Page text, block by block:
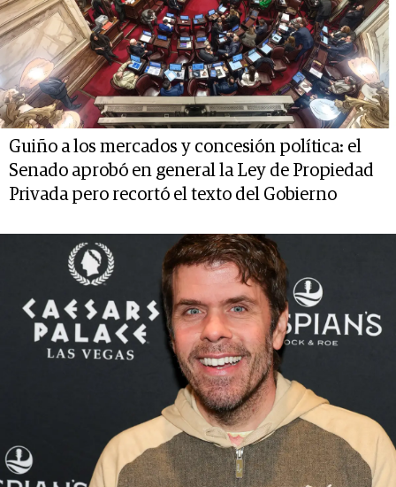
Guiño a los mercados y concesión política: el
Senado aprobó en general la Ley de Propiedad
Privada pero recortó el texto del Gobierno